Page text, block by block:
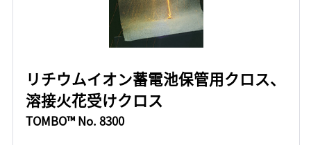
リチウムイオン蓄電池保管用クロス、
溶接火花受けクロス
TOMBO™ No. 8300